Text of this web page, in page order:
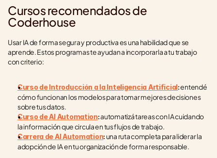
Cursos recomendados de
Coderhouse
Usar IA de forma segura y productiva es una habilidad que se
aprende. Estos programas te ayudan a incorporarla a tu trabajo
con criterio:
Curso de Introducción a la Inteligencia Artificial: entendé
cómo funcionan los modelos para tomar mejores decisiones
sobre tus datos.
Curso de AI Automation: automatizá tareas con IA cuidando
la información que circula en tus flujos de trabajo.
Carrera de AI Automation: una ruta completa para liderar la
adopción de IA en tu organización de forma responsable.